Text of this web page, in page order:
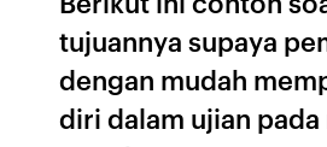
tujuannya supaya
dengan mudah
diri dalam ujian